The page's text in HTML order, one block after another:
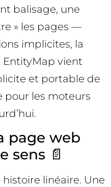
balisage, une
» les pages —
implicites, la
EntityMap vient
et portable de
pour les moteurs
page web
sens 📄
linéaire. Une